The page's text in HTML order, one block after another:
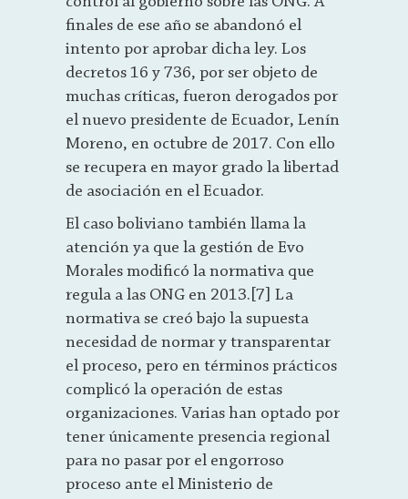
finales de ese año se abandonó el
intento por aprobar dicha ley. Los
decretos 16 y 736, por ser objeto de
muchas críticas, fueron derogados por
el nuevo presidente de Ecuador, Lenín
Moreno, en octubre de 2017. Con ello
se recupera en mayor grado la libertad
de asociación en el Ecuador.
El caso boliviano también llama la
atención ya que la gestión de Evo
Morales modificó la normativa que
regula a las ONG en 2013.[7] La
normativa se creó bajo la supuesta
necesidad de normar y transparentar
el proceso, pero en términos prácticos
complicó la operación de estas
organizaciones. Varias han optado por
tener únicamente presencia regional
para no pasar por el engorroso
proceso ante el Ministerio de